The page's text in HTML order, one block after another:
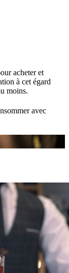
acheter et
à cet égard
moins.
avec